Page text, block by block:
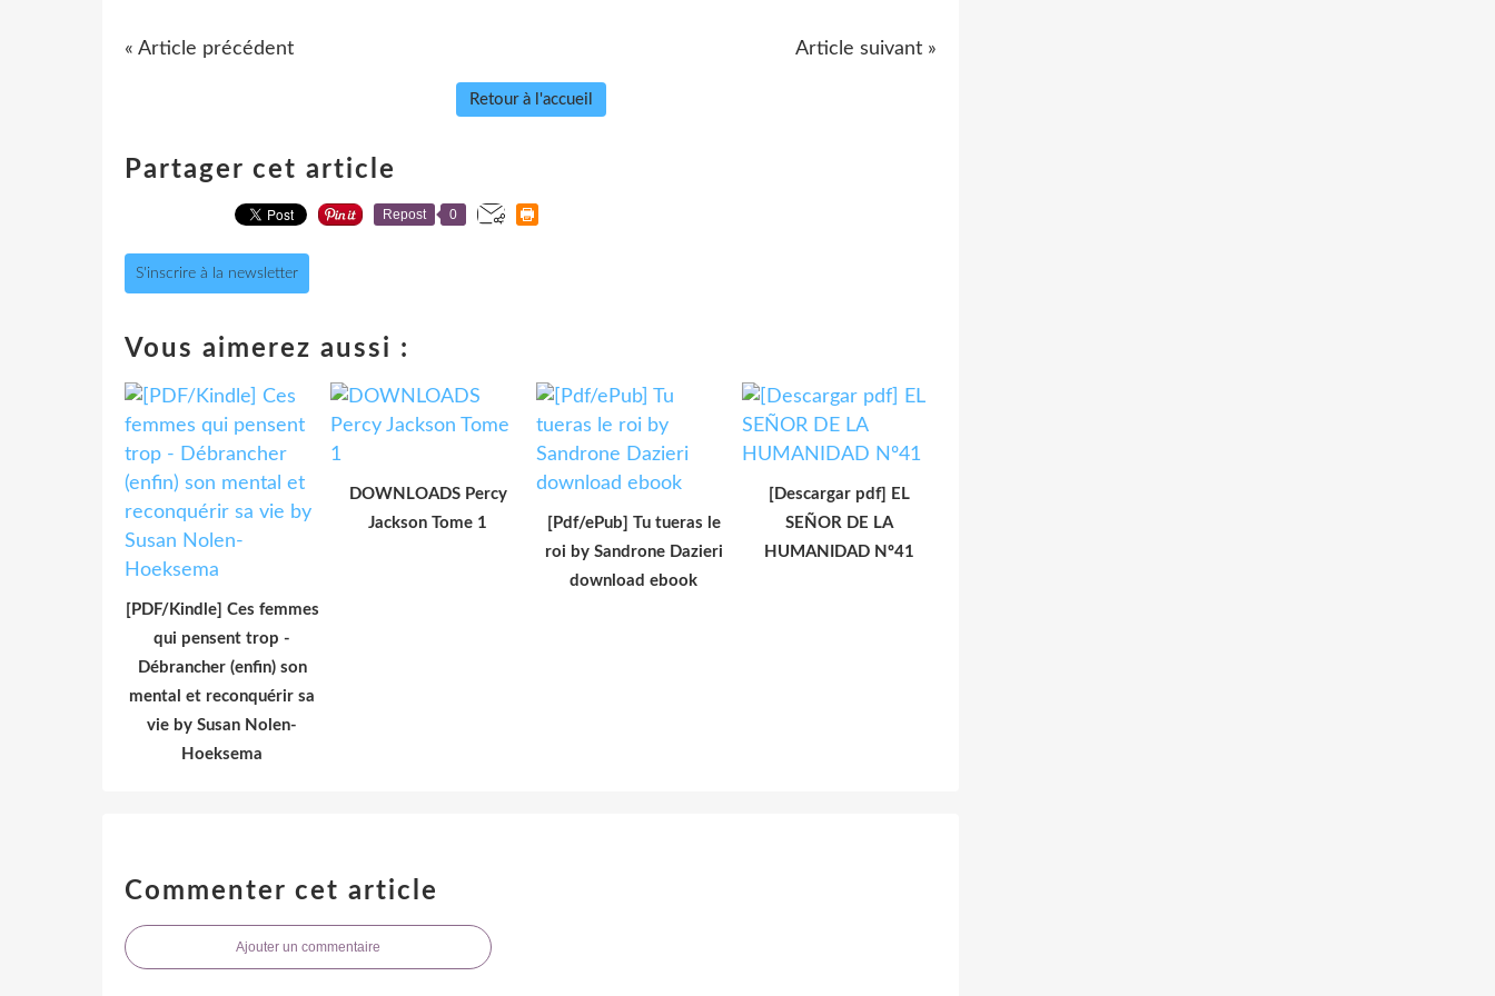
« Article précédent Article suivant »
Retour à l'accueil
Partager cet article
Repost 0
S'inscrire à la newsletter
Vous aimerez aussi :
[PDF/Kindle] Ces femmes
qui pensent trop -
Débrancher (enfin) son
mental et reconquérir sa
vie by Susan Nolen-
Hoeksema
DOWNLOADS Percy
Jackson Tome 1
[Pdf/ePub] Tu tueras le
roi by Sandrone Dazieri
download ebook
[Descargar pdf] EL
SEÑOR DE LA
HUMANIDAD Nº41
Commenter cet article
Ajouter un commentaire